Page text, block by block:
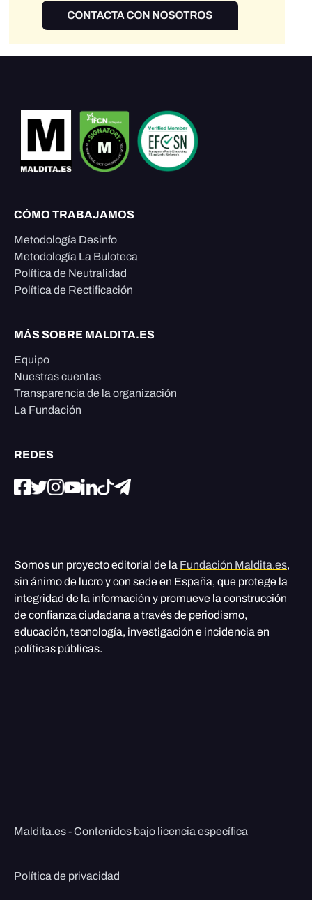
CÓMO TRABAJAMOS
Metodología Desinfo
Metodología La Buloteca
Política de Neutralidad
Política de Rectificación
MÁS SOBRE MALDITA.ES
Equipo
Nuestras cuentas
Transparencia de la organización
La Fundación
REDES
Somos un proyecto editorial de la Fundación Maldita.es,
sin ánimo de lucro y con sede en España, que protege la
integridad de la información y promueve la construcción
de confianza ciudadana a través de periodismo,
educación, tecnología, investigación e incidencia en
políticas públicas.
Maldita.es - Contenidos bajo licencia específica
Política de privacidad